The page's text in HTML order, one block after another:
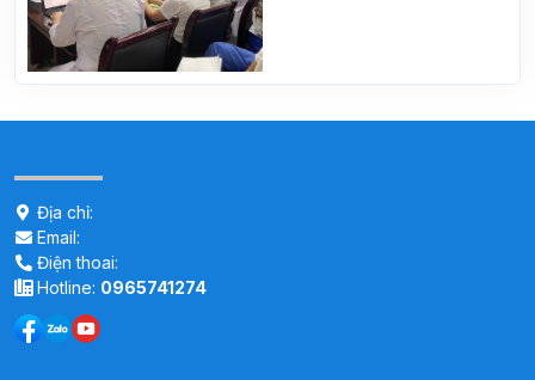
Địa chỉ:
Email:
Điện thoai:
Hotline: 0965741274